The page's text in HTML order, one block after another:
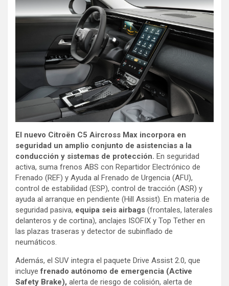
El nuevo Citroën C5 Aircross Max incorpora en
seguridad un amplio conjunto de asistencias a la
conducción y sistemas de protección. En seguridad
activa, suma frenos ABS con Repartidor Electrónico de
Frenado (REF) y Ayuda al Frenado de Urgencia (AFU),
control de estabilidad (ESP), control de tracción (ASR) y
ayuda al arranque en pendiente (Hill Assist). En materia de
seguridad pasiva, equipa seis airbags (frontales, laterales
delanteros y de cortina), anclajes ISOFIX y Top Tether en
las plazas traseras y detector de subinflado de
neumáticos.
Además, el SUV integra el paquete Drive Assist 2.0, que
incluyefrenado autónomo de emergencia (Active
Safety Brake), alerta de riesgo de colisión, alerta de